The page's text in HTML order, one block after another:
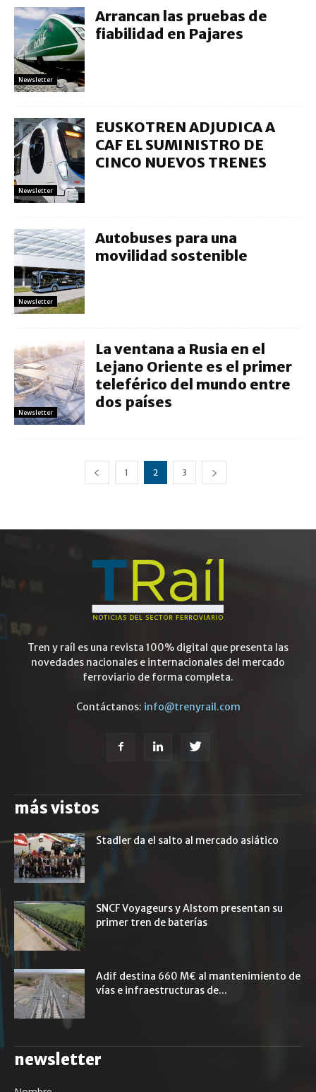
Newsletter
Arrancan las pruebas de
fiabilidad en Pajares
Newsletter
EUSKOTREN ADJUDICA A
CAF EL SUMINISTRO DE
CINCO NUEVOS TRENES
Newsletter
Autobuses para una
movilidad sostenible
Newsletter
La ventana a Rusia en el
Lejano Oriente es el primer
teleférico del mundo entre
dos países
1 2 3
Tren y raíl es una revista 100% digital que presenta las
novedades nacionales e internacionales del mercado
ferroviario de forma completa.
Contáctanos: info@trenyrail.com
más vistos
Stadler da el salto al mercado asiático
SNCF Voyageurs y Alstom presentan su
primer tren de baterías
Adif destina 660 M€ al mantenimiento de
vías e infraestructuras de...
newsletter